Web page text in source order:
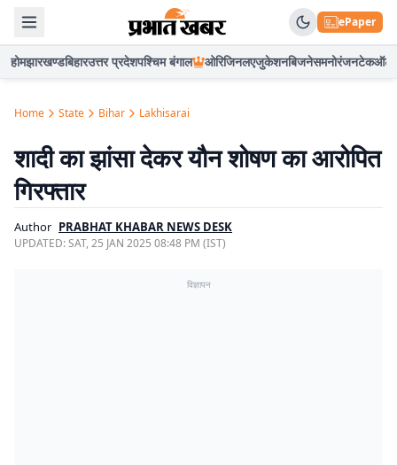
ePaper
होमझारखण्डबिहारउत्तर प्रदेशपश्चिम बंगाल ओरिजिनलएजुकेशनबिजनेसमनोरंजनटेकऑटो
Home State Bihar Lakhisarai
शादी का झांसा देकर यौन शोषण का आरोपित
गिरफ्तार
Author PRABHAT KHABAR NEWS DESK
UPDATED:SAT, 25 JAN 2025 08:48 PM (IST)
विज्ञापन